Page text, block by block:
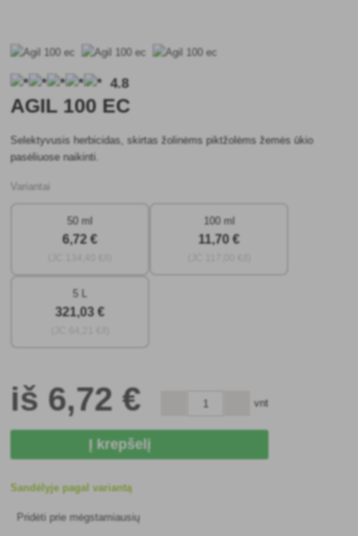
4.8
AGIL 100 EC
Selektyvusis herbicidas, skirtas žolinėms piktžolėms žemės ūkio
pasėliuose naikinti.
Variantai
50 ml
6,72 €
100 ml
11,70 €
5 L
321,03 €
iš 6,72 € vnt
Į krepšelį
Sandėlyje pagal variantą
Pridėti prie mėgstamiausių